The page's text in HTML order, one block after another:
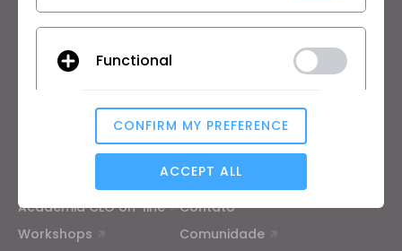
Download
Preços
Individual e Estudante
Oportunidades de Empregos
Serviço de Materiais
CLO-SET
Aprendizagem
Academia CLO on-line
Workshops
Suporte
Centro de ajuda
Contato
Comunidade
Functional
Analytical / Performance
CONFIRM MY PREFERENCE
ACCEPT ALL